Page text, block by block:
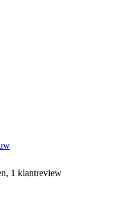
1 klantreview